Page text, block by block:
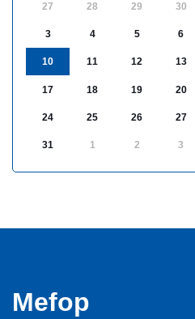
27 28 29 30
3 4 5 6
10 11 12 13
17 18 19 20
24 25 26 27
31 1 2 3
Mefop